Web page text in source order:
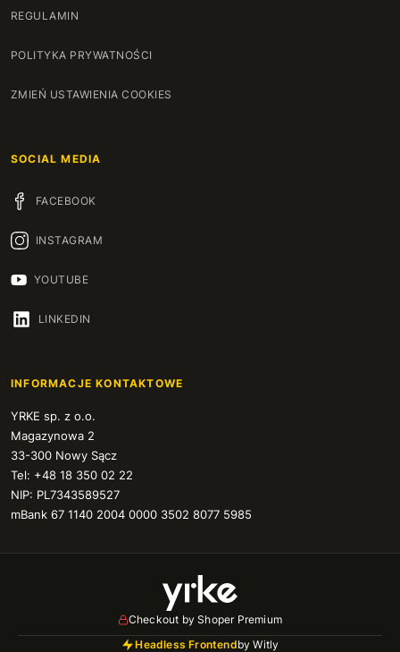
REGULAMIN
POLITYKA PRYWATNOŚCI
ZMIEŃ USTAWIENIA COOKIES
SOCIAL MEDIA
FACEBOOK
INSTAGRAM
YOUTUBE
LINKEDIN
INFORMACJE KONTAKTOWE
YRKE sp. z o.o.
Magazynowa 2
33-300 Nowy Sącz
Tel: +48 18 350 02 22
NIP: PL7343589527
mBank 67 1140 2004 0000 3502 8077 5985
Checkout by Shoper Premium
Headless Frontendby Witly